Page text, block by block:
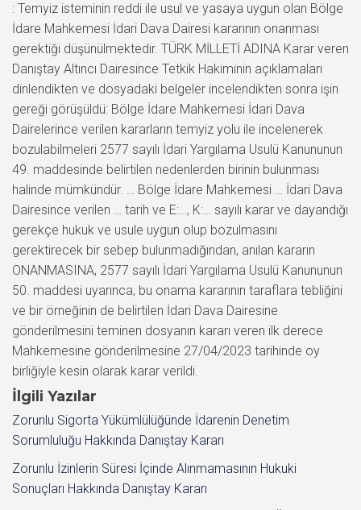
: Temyiz isteminin reddi ile usul ve yasaya uygun olan Bölge
İdare Mahkemesi İdari Dava Dairesi kararının onanması
gerektiği düşünülmektedir. TÜRK MİLLETİ ADINA Karar veren
Danıştay Altıncı Dairesince Tetkik Hakiminin açıklamaları
dinlendikten ve dosyadaki belgeler incelendikten sonra işin
gereği görüşüldü: Bölge İdare Mahkemesi İdari Dava
Dairelerince verilen kararların temyiz yolu ile incelenerek
bozulabilmeleri 2577 sayılı İdari Yargılama Usulü Kanununun
49. maddesinde belirtilen nedenlerden birinin bulunması
halinde mümkündür. … Bölge İdare Mahkemesi … İdari Dava
Dairesince verilen … tarih ve E:…, K:… sayılı karar ve dayandığı
gerekçe hukuk ve usule uygun olup bozulmasını
gerektirecek bir sebep bulunmadığından, anılan kararın
ONANMASINA, 2577 sayılı İdari Yargılama Usulü Kanununun
50. maddesi uyarınca, bu onama kararının taraflara tebliğini
ve bir örneğinin de belirtilen İdari Dava Dairesine
gönderilmesini teminen dosyanın kararı veren ilk derece
Mahkemesine gönderilmesine 27/04/2023 tarihinde oy
birliğiyle kesin olarak karar verildi.
İlgili Yazılar
Zorunlu Sigorta Yükümlülüğünde İdarenin Denetim
Sorumluluğu Hakkında Danıştay Kararı
Zorunlu İzinlerin Süresi İçinde Alınmamasının Hukuki
Sonuçları Hakkında Danıştay Kararı